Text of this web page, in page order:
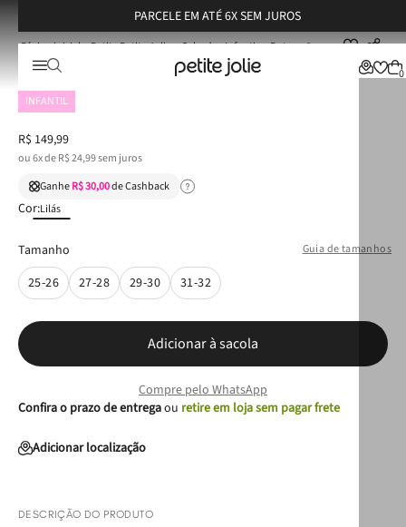
PARCELE EM ATÉ 6X SEM JUROS
0
Petite Petite Jolie Calçados Infantis Botas Bota Infantil Petite Jolie Lobe IN Lilac PJ5670IN
Bota Infantil Petite Jolie Lobe IN Lilac PJ5670IN
INFANTIL
R$ 149,99
ou6x deR$24,99sem juros
GanheR$ 30,00de Cashback
Cor:Lilás
Guia de tamanhos
Tamanho
25-26
27-28 29-30 31-32
Adicionar à sacola
Compre pelo WhatsApp
Confira o prazo de entregaou retire em loja sem pagar frete
Adicionar localização
DESCRIÇÃO DO PRODUTO